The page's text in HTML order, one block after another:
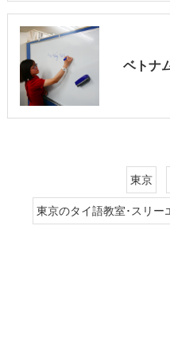
ベトナ
東京
東京のタイ語教室･スリー